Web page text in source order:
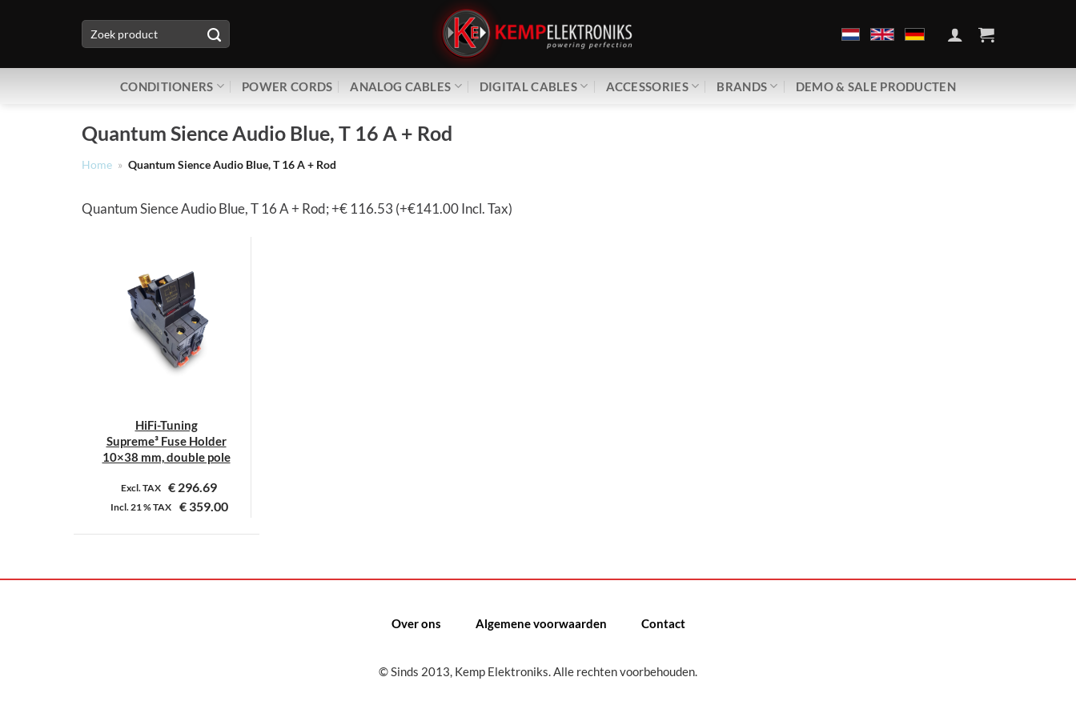
naar:
CONDITIONERS POWER CORDS ANALOG CABLES DIGITAL CABLES ACCESSORIES BRANDS DEMO & SALE PRODUCTEN
Quantum Sience Audio Blue, T 16 A + Rod
Home » Quantum Sience Audio Blue, T 16 A + Rod
Quantum Sience Audio Blue, T 16 A + Rod; +€ 116.53 (+€141.00 Incl. Tax)
HiFi-Tuning
Supreme³ Fuse Holder
10×38 mm, double pole
Excl. TAX € 296.69
Incl.21 %TAX €359.00
Dit
heeft
Over ons Algemene voorwaarden Contact
© Sinds 2013, Kemp Elektroniks. Alle rechten voorbehouden.